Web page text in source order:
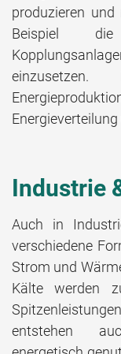
produzieren
Beispiel die
Industrie
Auch in
verschiedene
Strom und
Kälte werden
entstehen